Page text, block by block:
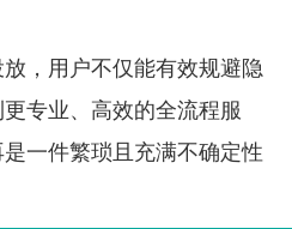
，用户不仅能有效规避隐
专业、高效的全流程服
一件繁琐且充满不确定性